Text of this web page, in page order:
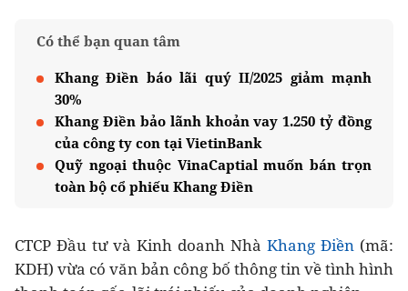
Có thể bạn quan tâm
Khang Điền báo lãi quý II/2025 giảm mạnh
30%
Khang Điền bảo lãnh khoản vay 1.250 tỷ đồng
của công ty con tại VietinBank
Quỹ ngoại thuộc VinaCaptial muốn bán trọn
toàn bộ cổ phiếu Khang Điền
CTCP Đầu tư và Kinh doanh Nhà Khang Điền (mã:
KDH) vừa có văn bản công bố thông tin về tình hình